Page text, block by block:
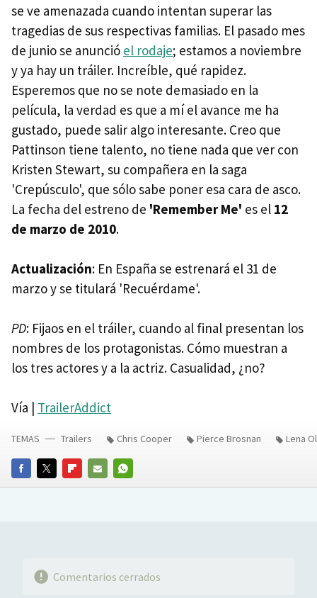
se ve amenazada cuando intentan superar las
tragedias de sus respectivas familias. El pasado mes
de junio se anunció el rodaje; estamos a noviembre
y ya hay un tráiler. Increíble, qué rapidez.
Esperemos que no se note demasiado en la
película, la verdad es que a mí el avance me ha
gustado, puede salir algo interesante. Creo que
Pattinson tiene talento, no tiene nada que ver con
Kristen Stewart, su compañera en la saga
'Crepúsculo', que sólo sabe poner esa cara de asco.
La fecha del estreno de 'Remember Me' es el 12
de marzo de 2010.
Actualización: En España se estrenará el 31 de
marzo y se titulará 'Recuérdame'.
PD: Fijaos en el tráiler, cuando al final presentan los
nombres de los protagonistas. Cómo muestran a
los tres actores y a la actriz. Casualidad, ¿no?
Vía | TrailerAddict
FACEBOOKTWITTERFLIPBOARD
E-
WHATSAPP
TEMAS Trailers Chris Cooper Pierce Brosnan Lena
Comentarios cerrados